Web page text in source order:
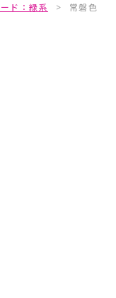
ド：緑系 > 常磐色